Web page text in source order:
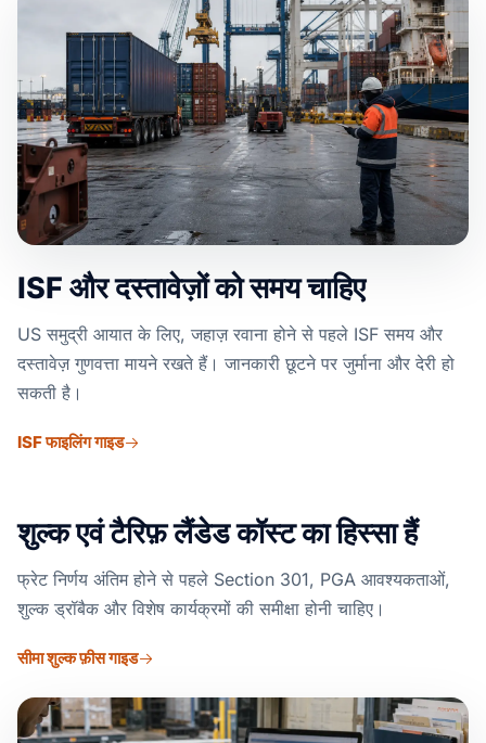
ISF और दस्तावेज़ों को समय चाहिए
US समुद्री आयात के लिए, जहाज़ रवाना होने से पहले ISF समय और
दस्तावेज़ गुणवत्ता मायने रखते हैं। जानकारी छूटने पर जुर्माना और देरी हो
सकती है।
ISF फाइलिंग गाइड
शुल्क एवं टैरिफ़ लैंडेड कॉस्ट का हिस्सा हैं
फ्रेट निर्णय अंतिम होने से पहले Section 301, PGA आवश्यकताओं,
शुल्क ड्रॉबैक और विशेष कार्यक्रमों की समीक्षा होनी चाहिए।
सीमा शुल्क फ़ीस गाइड